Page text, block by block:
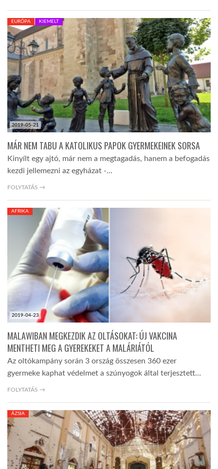
2019-05-21
EURÓPA KIEMELT
MÁR NEM TABU A KATOLIKUS PAPOK GYERMEKEINEK SORSA
Kinyílt egy ajtó, már nem a megtagadás, hanem a befogadás
kezdi jellemezni az egyházat -…
FOLYTATÁS →
2019-04-23
AFRIKA
MALAWIBAN MEGKEZDIK AZ OLTÁSOKAT: ÚJ VAKCINA
MENTHETI MEG A GYEREKEKET A MALÁRIÁTÓL
Az oltókampány során 3 ország összesen 360 ezer
gyermeke kaphat védelmet a szúnyogok által terjesztett…
FOLYTATÁS →
ÁZSIA